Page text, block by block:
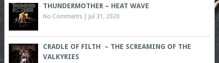
THUNDERMOTHER – HEAT WAVE
No Comments| Jul 31, 2020
CRADLE OF FILTH – THE SCREAMING OF THE
VALKYRIES